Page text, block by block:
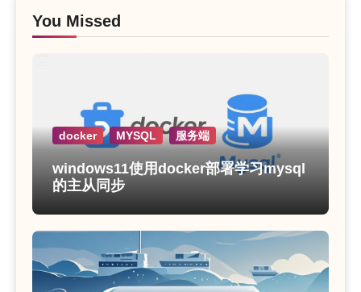
You Missed
docker MYSQL 服务端
windows11使用docker部署学习mysql
的主从同步